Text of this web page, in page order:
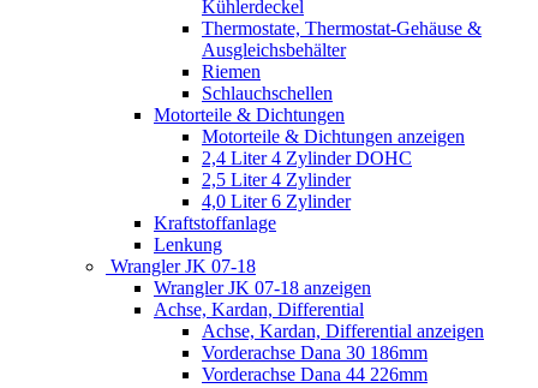
Kühlerdeckel
Thermostate, Thermostat-Gehäuse &
Ausgleichsbehälter
Riemen
Schlauchschellen
Motorteile & Dichtungen
Motorteile & Dichtungen anzeigen
2,4 Liter 4 Zylinder DOHC
2,5 Liter 4 Zylinder
4,0 Liter 6 Zylinder
Kraftstoffanlage
Lenkung
Wrangler JK 07-18
Wrangler JK 07-18 anzeigen
Achse, Kardan, Differential
Achse, Kardan, Differential anzeigen
Vorderachse Dana 30 186mm
Vorderachse Dana 44 226mm